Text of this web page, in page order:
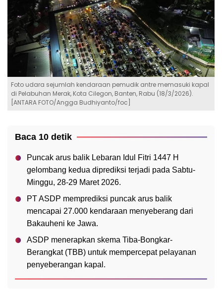
Foto udara sejumlah kendaraan pemudik antre memasuki kapal
di Pelabuhan Merak, Kota Cilegon, Banten, Rabu (18/3/2026).
[ANTARA FOTO/Angga Budhiyanto/foc]
Baca 10 detik
Puncak arus balik Lebaran Idul Fitri 1447 H
gelombang kedua diprediksi terjadi pada Sabtu-
Minggu, 28-29 Maret 2026.
PT ASDP memprediksi puncak arus balik
mencapai 27.000 kendaraan menyeberang dari
Bakauheni ke Jawa.
ASDP menerapkan skema Tiba-Bongkar-
Berangkat (TBB) untuk mempercepat pelayanan
penyeberangan kapal.